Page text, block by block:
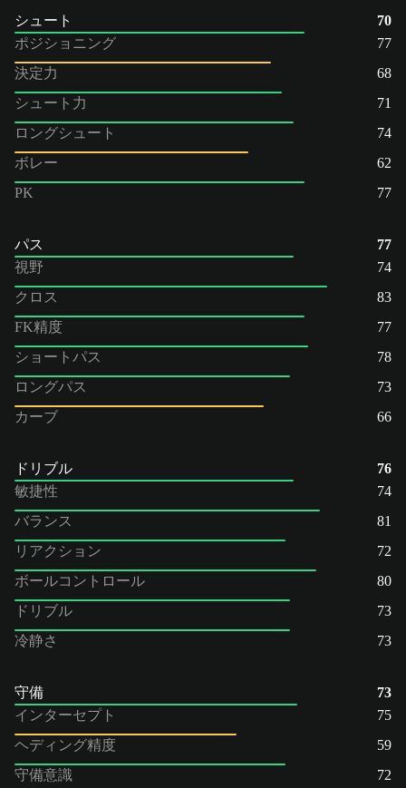
シュート
70
ポジショニング
77
決定力
68
シュート力
71
ロングシュート
74
ボレー
62
PK
77
パス
77
視野
74
クロス
83
FK精度
77
ショートパス
78
ロングパス
73
カーブ
66
ドリブル
76
敏捷性
74
バランス
81
リアクション
72
ボールコントロール
80
ドリブル
73
冷静さ
73
守備
73
インターセプト
75
ヘディング精度
59
守備意識
72